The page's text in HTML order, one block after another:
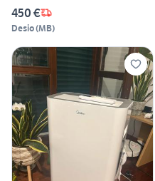
450 €
Desio(MB)